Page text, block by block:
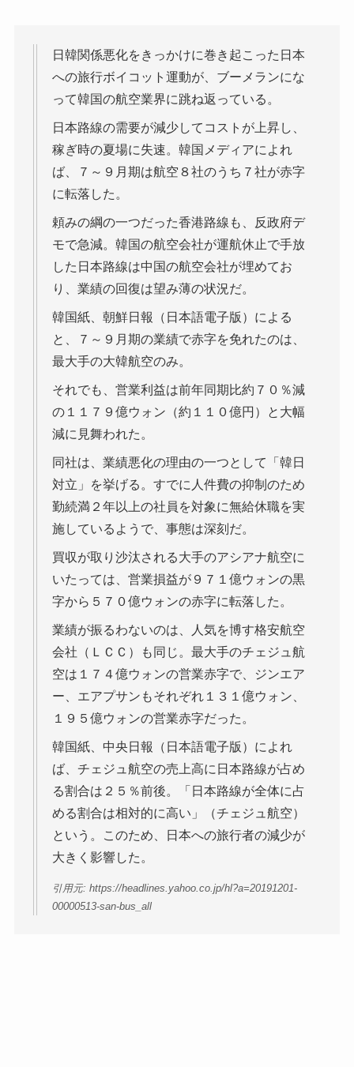
日韓関係悪化をきっかけに巻き起こった日本
への旅行ボイコット運動が、ブーメランにな
って韓国の航空業界に跳ね返っている。
日本路線の需要が減少してコストが上昇し、
稼ぎ時の夏場に失速。韓国メディアによれ
ば、７～９月期は航空８社のうち７社が赤字
に転落した。
頼みの綱の一つだった香港路線も、反政府デ
モで急減。韓国の航空会社が運航休止で手放
した日本路線は中国の航空会社が埋めてお
り、業績の回復は望み薄の状況だ。
韓国紙、朝鮮日報（日本語電子版）による
と、７～９月期の業績で赤字を免れたのは、
最大手の大韓航空のみ。
それでも、営業利益は前年同期比約７０％減
の１１７９億ウォン（約１１０億円）と大幅
減に見舞われた。
同社は、業績悪化の理由の一つとして「韓日
対立」を挙げる。すでに人件費の抑制のため
勤続満２年以上の社員を対象に無給休職を実
施しているようで、事態は深刻だ。
買収が取り沙汰される大手のアシアナ航空に
いたっては、営業損益が９７１億ウォンの黒
字から５７０億ウォンの赤字に転落した。
業績が振るわないのは、人気を博す格安航空
会社（ＬＣＣ）も同じ。最大手のチェジュ航
空は１７４億ウォンの営業赤字で、ジンエア
ー、エアプサンもそれぞれ１３１億ウォン、
１９５億ウォンの営業赤字だった。
韓国紙、中央日報（日本語電子版）によれ
ば、チェジュ航空の売上高に日本路線が占め
る割合は２５％前後。「日本路線が全体に占
める割合は相対的に高い」（チェジュ航空）
という。このため、日本への旅行者の減少が
大きく影響した。
引用元: https://headlines.yahoo.co.jp/hl?a=20191201-
00000513-san-bus_all